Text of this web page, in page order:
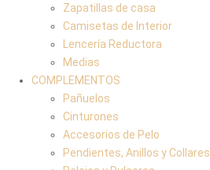
Zapatillas de casa
Camisetas de Interior
Lencería Reductora
Medias
COMPLEMENTOS
Pañuelos
Cinturones
Accesorios de Pelo
Pendientes, Anillos y Collares